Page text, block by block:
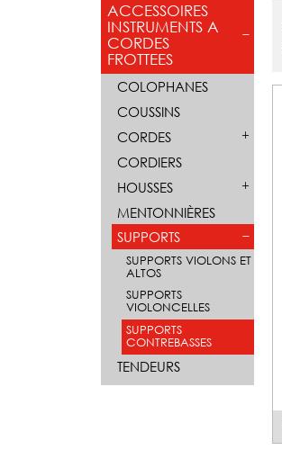
ACCESSOIRES
INSTRUMENTS A
CORDES
FROTTEES
COLOPHANES
COUSSINS
CORDES
CORDIERS
HOUSSES
MENTONNIÈRES
SUPPORTS
SUPPORTS VIOLONS ET
ALTOS
SUPPORTS
VIOLONCELLES
SUPPORTS
CONTREBASSES
TENDEURS